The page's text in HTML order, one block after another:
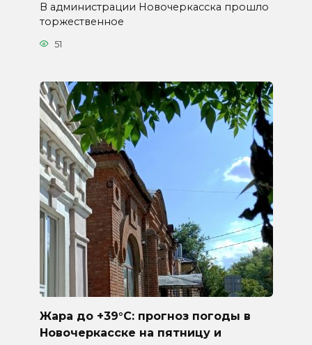
В администрации Новочеркасска прошло
торжественное
51
Жара до +39°C: прогноз погоды в
Новочеркасске на пятницу и